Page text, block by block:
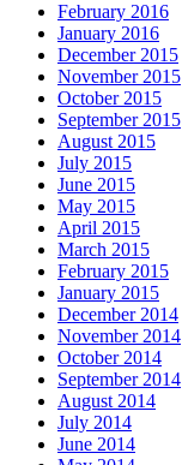
February 2016
January 2016
December 2015
November 2015
October 2015
September 2015
August 2015
July 2015
June 2015
May 2015
April 2015
March 2015
February 2015
January 2015
December 2014
November 2014
October 2014
September 2014
August 2014
July 2014
June 2014